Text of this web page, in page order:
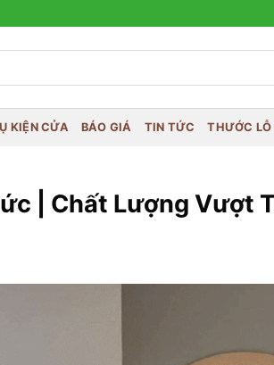
KIỆN CỬA BÁO GIÁ TIN TỨC THƯỚC LỖ
| Chất Lượng Vượt